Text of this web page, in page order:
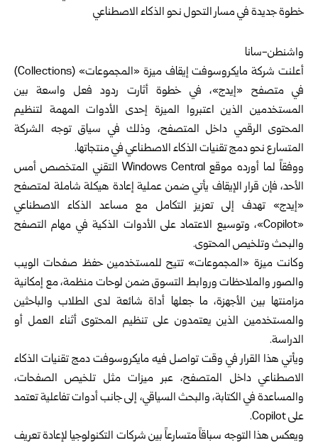
واشنطن-سانا
أعلنت شركة مايكروسوفت إيقاف ميزة «المجموعات» (Collections)
في متصفح «إيدج»، في خطوة أثارت ردود فعل واسعة بين
المستخدمين الذين اعتبروا الميزة إحدى الأدوات المهمة لتنظيم
المحتوى الرقمي داخل المتصفح، وذلك في سياق توجه الشركة
المتسارع نحو دمج تقنيات الذكاء الاصطناعي في منتجاتها.
ووفقاً لما أورده موقع Windows Central التقني المتخصص أمس
الأحد، فإن قرار الإيقاف يأتي ضمن عملية إعادة هيكلة شاملة لمتصفح
«إيدج» تهدف إلى تعزيز التكامل مع مساعد الذكاء الاصطناعي
«Copilot»، وتوسيع الاعتماد على الأدوات الذكية في مهام التصفح
والبحث وتلخيص المحتوى.
وكانت ميزة «المجموعات» تتيح للمستخدمين حفظ صفحات الويب
والصور والملاحظات وروابط التسوق ضمن لوحات منظمة، مع إمكانية
مزامنتها بين الأجهزة، ما جعلها أداة شائعة لدى الطلاب والباحثين
والمستخدمين الذين يعتمدون على تنظيم المحتوى أثناء العمل أو
الدراسة.
ويأتي هذا القرار في وقت تواصل فيه مايكروسوفت دمج تقنيات الذكاء
الاصطناعي داخل المتصفح، عبر ميزات مثل تلخيص الصفحات،
والمساعدة في الكتابة، والبحث السياقي، إلى جانب أدوات تفاعلية تعتمد
على Copilot.
ويعكس هذا التوجه سباقاً متسارعاً بين شركات التكنولوجيا لإعادة تعريف